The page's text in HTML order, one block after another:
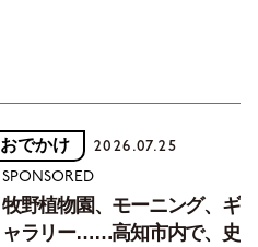
おでかけ 2026.07.25
SPONSORED
牧野植物園、モーニング、ギ
ャラリー……高知市内で、史